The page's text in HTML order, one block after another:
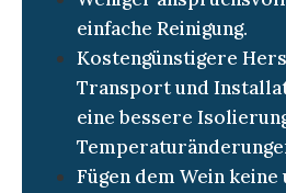
einfache Reinigung.
Kostengünstigere
Transport und
eine bessere
Fügen dem Wein